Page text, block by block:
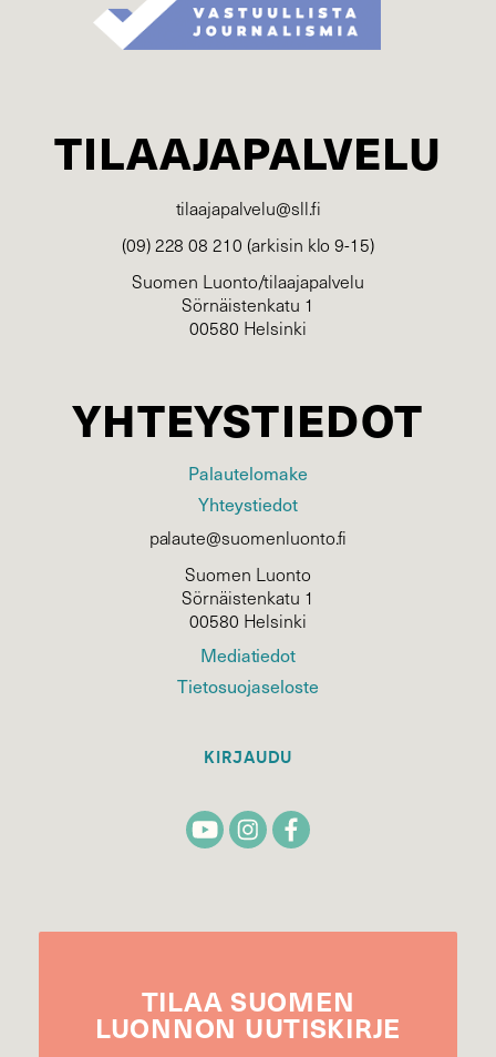
TILAAJAPALVELU
tilaajapalvelu@sll.fi
(09) 228 08 210 (arkisin klo 9-15)
Suomen Luonto/tilaajapalvelu
Sörnäistenkatu 1
00580 Helsinki
YHTEYSTIEDOT
Palautelomake
Yhteystiedot
palaute@suomenluonto.fi
Suomen Luonto
Sörnäistenkatu 1
00580 Helsinki
Mediatiedot
Tietosuojaseloste
KIRJAUDU
TILAA SUOMEN
LUONNON UUTIS­KIRJE